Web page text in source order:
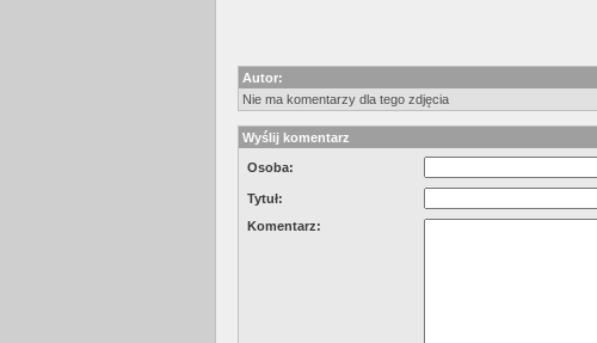
Autor:
Nie ma komentarzy dla tego zdjęcia
Wyślij komentarz
Osoba:
Tytuł:
Komentarz: